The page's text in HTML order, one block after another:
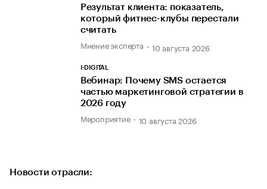
Результат клиента: показатель,
который фитнес-клубы перестали
считать
Мнение эксперта 10 августа 2026
I-DIGITAL
Вебинар: Почему SMS остается
частью маркетинговой стратегии в
2026 году
Мероприятие 10 августа 2026
Новости отрасли: